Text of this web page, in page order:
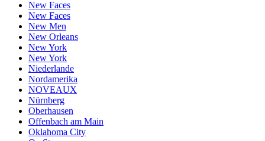
New Faces
New Faces
New Men
New Orleans
New York
New York
Niederlande
Nordamerika
NOVEAUX
Nürnberg
Oberhausen
Offenbach am Main
Oklahoma City